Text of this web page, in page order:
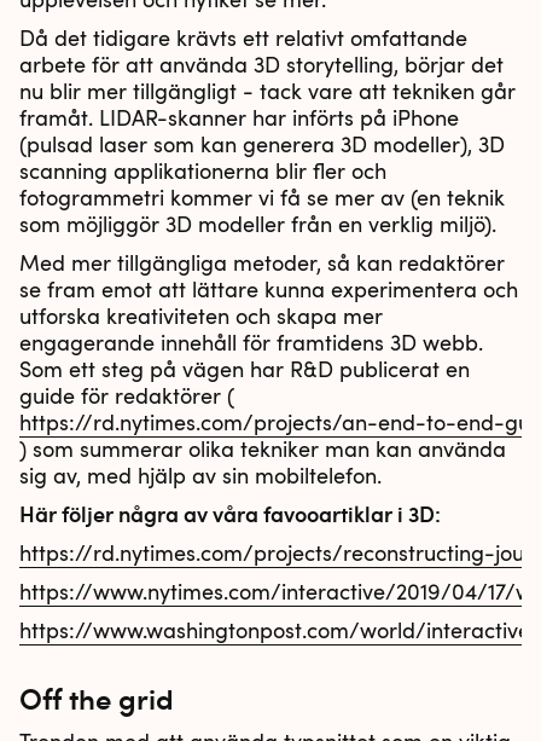
Då det tidigare krävts ett relativt omfattande
arbete för att använda 3D storytelling, börjar det
nu blir mer tillgängligt - tack vare att tekniken går
framåt. LIDAR-skanner har införts på iPhone
(pulsad laser som kan generera 3D modeller), 3D
scanning applikationerna blir fler och
fotogrammetri kommer vi få se mer av (en teknik
som möjliggör 3D modeller från en verklig miljö).
Med mer tillgängliga metoder, så kan redaktörer
se fram emot att lättare kunna experimentera och
utforska kreativiteten och skapa mer
engagerande innehåll för framtidens 3D webb.
Som ett steg på vägen har R&D publicerat en
guide för redaktörer (
https://rd.nytimes.com/projects/an-end-to-end-
) som summerar olika tekniker man kan använda
sig av, med hjälp av sin mobiltelefon.
Här följer några av våra favooartiklar i 3D:
https://rd.nytimes.com/projects/reconstructing-
https://www.nytimes.com/interactive/2019/04/
https://www.washingtonpost.com/world/
Off the grid